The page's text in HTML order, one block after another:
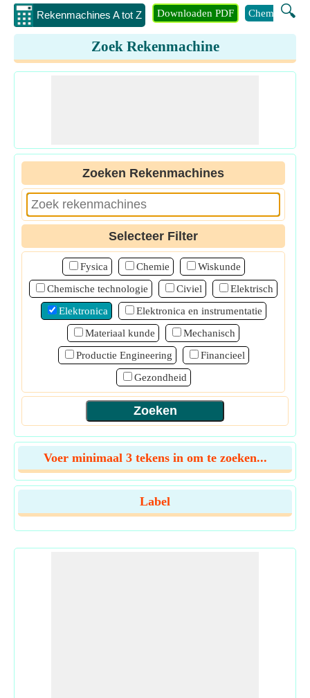
Rekenmachines A tot Z 🔍
Downloaden PDF Chemie
Zoek Rekenmachine
Zoeken Rekenmachines
Selecteer Filter
Fysica Chemie
Wiskunde
Chemische technologie
Civiel
Elektrisch
Elektronica
Elektronica en instrumentatie
Materiaal kunde
Mechanisch
Productie Engineering
Financieel
Gezondheid
Voer minimaal 3 tekens in om te zoeken...
Label